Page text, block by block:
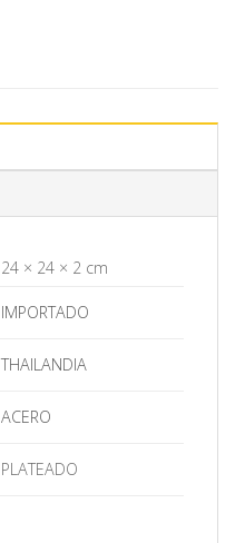
24 × 24 × 2 cm
IMPORTADO
THAILANDIA
ACERO
PLATEADO